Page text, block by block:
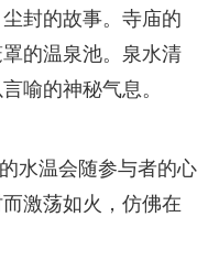
封的故事。寺庙的
的温泉池。泉水清
喻的神秘气息。
水温会随参与者的心
激荡如火，仿佛在